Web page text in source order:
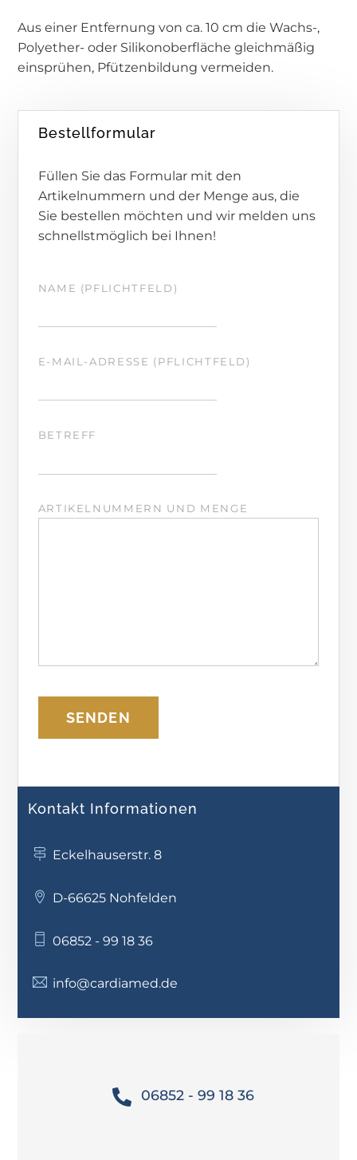
Aus einer Entfernung von ca. 10 cm die Wachs-,
Polyether- oder Silikonoberfläche gleichmäßig
einsprühen, Pfützenbildung vermeiden.
Bestellformular
Füllen Sie das Formular mit den
Artikelnummern und der Menge aus, die
Sie bestellen möchten und wir melden uns
schnellstmöglich bei Ihnen!
NAME (PFLICHTFELD)
E-MAIL-ADRESSE (PFLICHTFELD)
BETREFF
ARTIKELNUMMERN UND MENGE
Kontakt Informationen
Eckelhauserstr. 8
D-66625 Nohfelden
06852 - 99 18 36
info@cardiamed.de
06852 - 99 18 36